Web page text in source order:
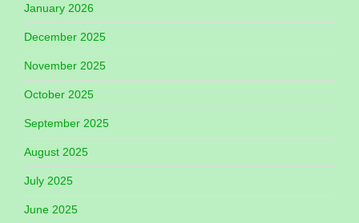
January 2026
December 2025
November 2025
October 2025
September 2025
August 2025
July 2025
June 2025